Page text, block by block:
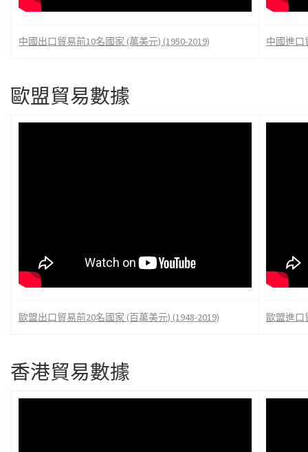
中國出口貿易前10名國家 (萬美元) (1950-2019) 中國進口
歐盟貿易數據
歐盟出口貿易前20名國家 (百萬美元) (1948-2019) 歐盟進口
香港貿易數據